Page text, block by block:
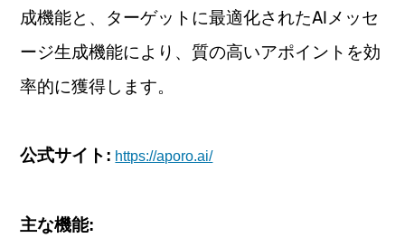
成機能と、ターゲットに最適化されたAIメッセ
ージ生成機能により、質の高いアポイントを効
率的に獲得します。
公式サイト: https://aporo.ai/
主な機能: